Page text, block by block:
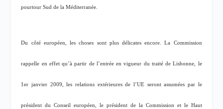
pourtour Sud de la Méditerranée.
Du côté européen, les choses sont plus délicates encore. La Commission
rappelle en effet qu’à partir de l’entrée en vigueur du traité de Lisbonne, le
1er janvier 2009, les relations extérieures de l’UE seront assumées par le
président du Conseil européen, le président de la Commission et le Haut